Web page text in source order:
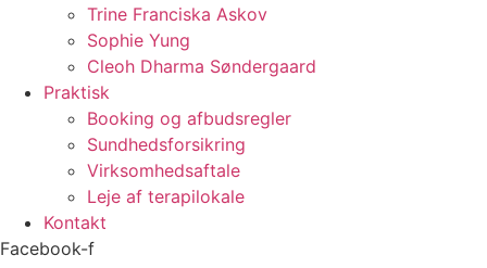
Trine Franciska Askov
Sophie Yung
Cleoh Dharma Søndergaard
Praktisk
Booking og afbudsregler
Sundhedsforsikring
Virksomhedsaftale
Leje af terapilokale
Kontakt
Facebook-f